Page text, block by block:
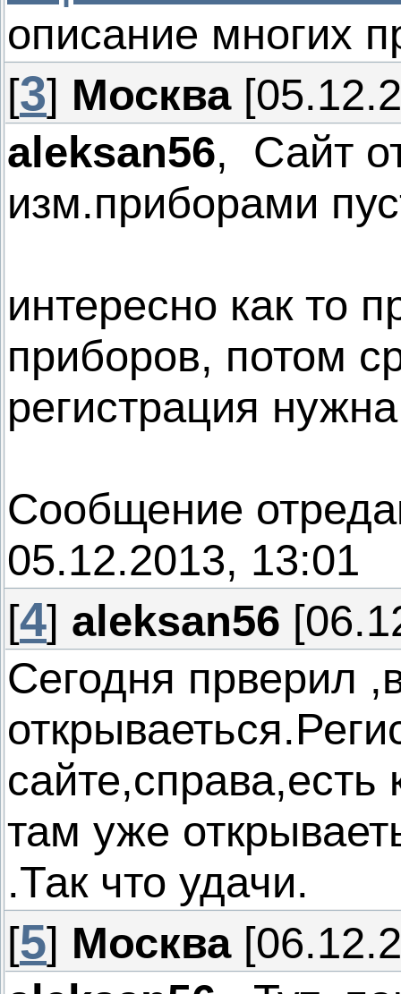
описание многих
[3] Москва
aleksan56, Сайт
изм.приборами
интересно как то
приборов, потом
регистрация
Сообщение
05.12.2013, 13:01
[4] aleksan56
Сегодня прверил
там уже
.Так что удачи.
[5] Москва